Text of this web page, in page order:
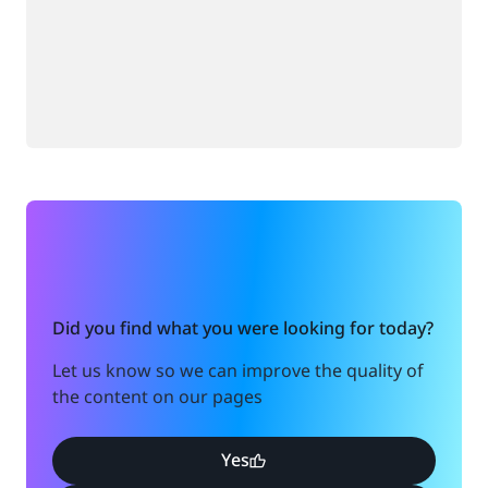
Did you find what you were looking for today?
Let us know so we can improve the quality of
the content on our pages
Yes